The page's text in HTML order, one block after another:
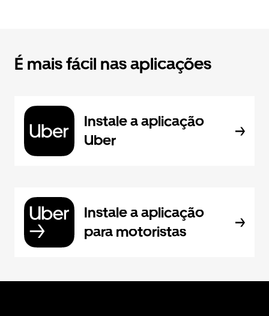
É mais fácil nas aplicações
Instale a aplicação
Uber
Instale a aplicação
para motoristas